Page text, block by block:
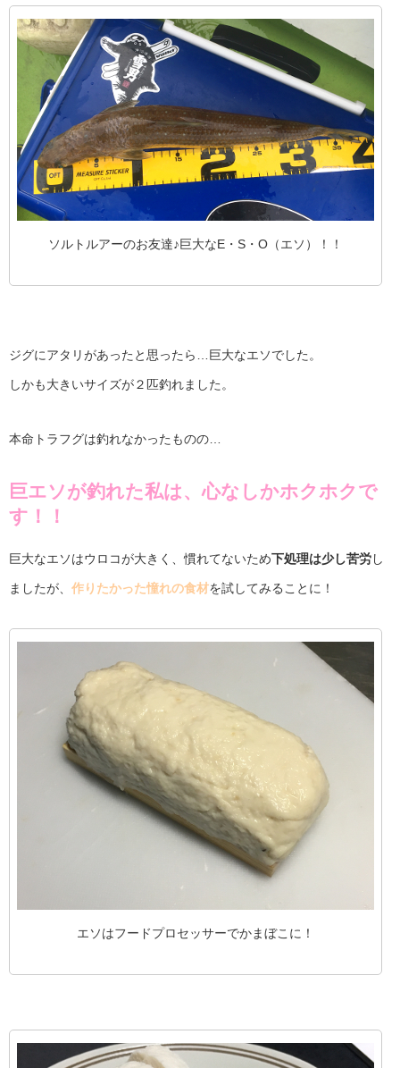
ソルトルアーのお友達♪巨大なE・S・O（エソ）！！
ジグにアタリがあったと思ったら…巨大なエソでした。
しかも大きいサイズが２匹釣れました。
本命トラフグは釣れなかったものの…
巨エソが釣れた私は、心なしかホクホクで
す！！
巨大なエソはウロコが大きく、慣れてないため下処理は少し苦労し
ましたが、 作りたかった憧れの食材を試してみることに！
エソはフードプロセッサーでかまぼこに！